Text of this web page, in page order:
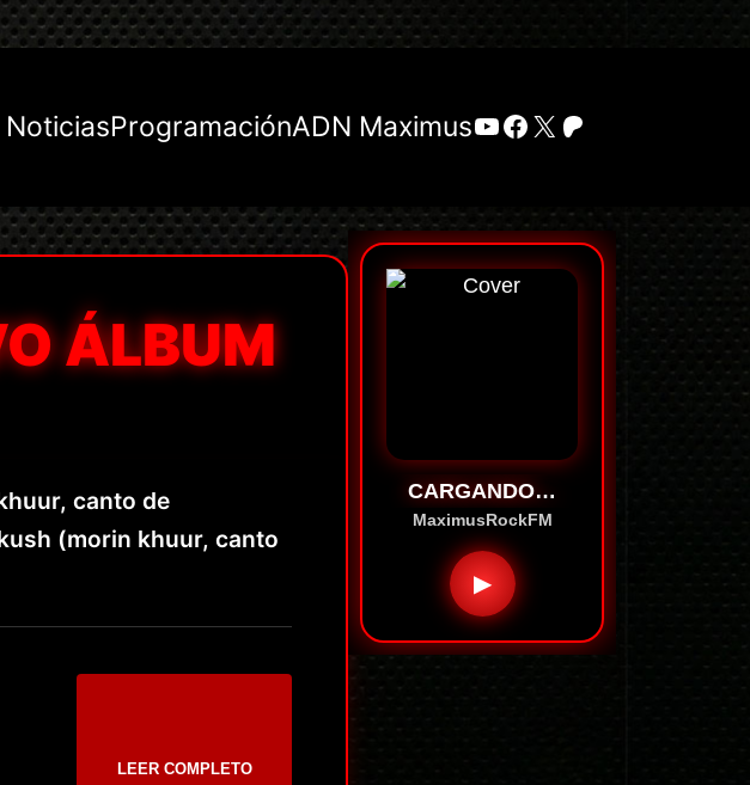
NoticiasProgramaciónADN MaximusYouTube
Facebook
X Patreon
ÁLBUM
canto de
(morin khuur, canto
LEER COMPLETO
CARGANDO…
MaximusRockFM
▶